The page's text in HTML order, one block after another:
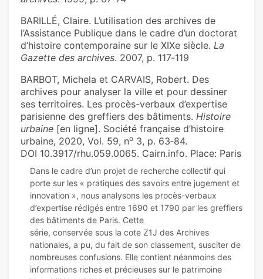
BARILLÉ, Claire. L’utilisation des archives de
l’Assistance Publique dans le cadre d’un doctorat
d’histoire contemporaine sur le XIXe siècle. La
Gazette des archives. 2007, p. 117‑119
BARBOT, Michela et CARVAIS, Robert. Des
archives pour analyser la ville et pour dessiner
ses territoires. Les procès-verbaux d’expertise
parisienne des greffiers des bâtiments. Histoire
urbaine [en ligne]. Société française d’histoire
urbaine, 2020, Vol. 59, no 3, p. 63‑84.
DOI 10.3917/rhu.059.0065. Cairn.info. Place: Paris
Dans le cadre d’un projet de recherche collectif qui
porte sur les « pratiques des savoirs entre jugement et
innovation », nous analysons les procès-verbaux
d’expertise rédigés entre 1690 et 1790 par les greffiers
des bâtiments de Paris. Cette
série, conservée sous la cote Z1J des Archives
nationales, a pu, du fait de son classement, susciter de
nombreuses confusions. Elle contient néanmoins des
informations riches et précieuses sur le patrimoine